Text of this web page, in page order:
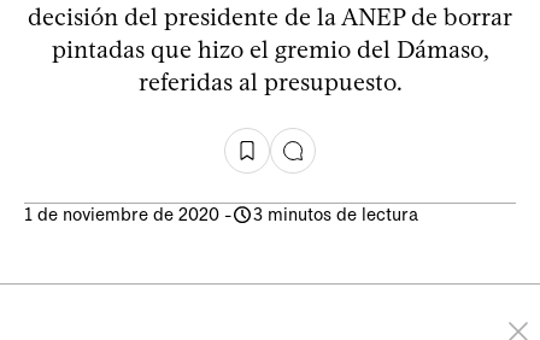
decisión del presidente de la ANEP de borrar
pintadas que hizo el gremio del Dámaso,
referidas al presupuesto.
1 de noviembre de 2020 - 3 minutos de lectura